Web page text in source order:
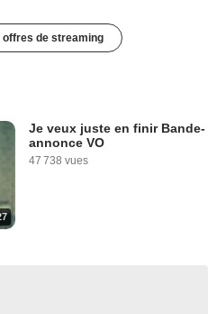
offres de streaming
Je veux juste en finir Bande-
annonce VO
47 738 vues